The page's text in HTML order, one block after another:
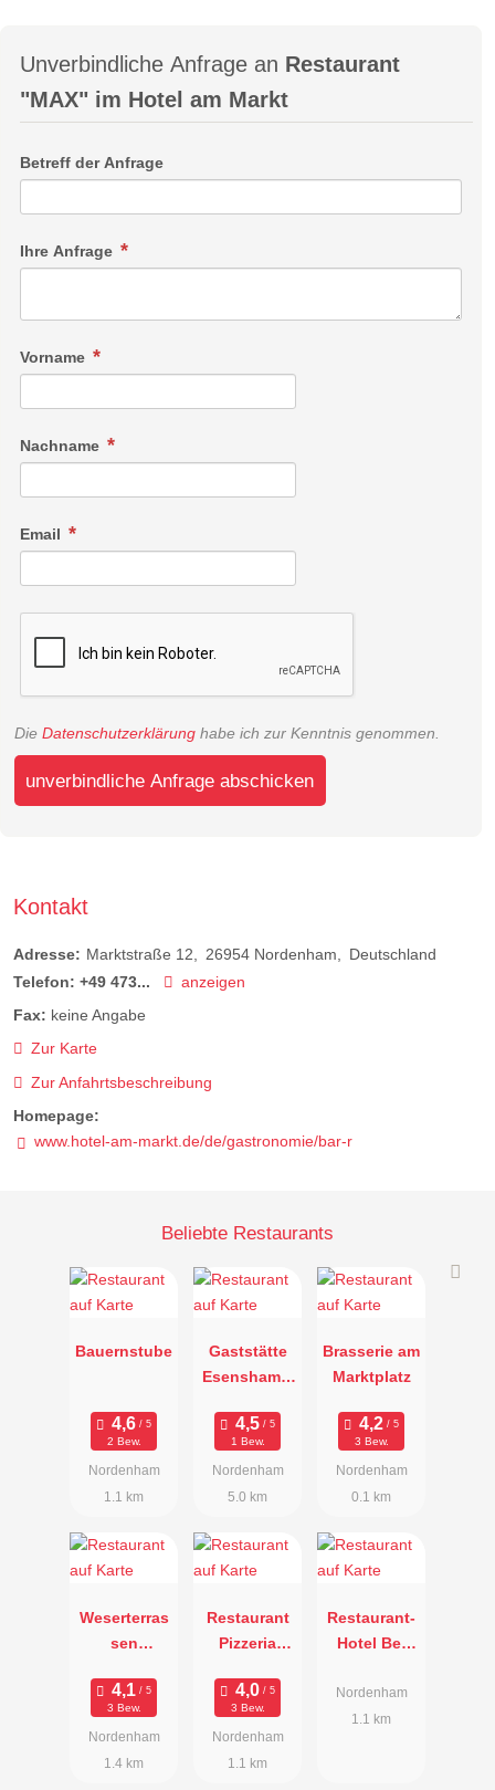
Unverbindliche Anfrage an Restaurant
"MAX" im Hotel am Markt
Betreff der Anfrage
Ihre Anfrage
Vorname
Nachname
Email
Die Datenschutzerklärung habe ich zur Kenntnis genommen.
unverbindliche Anfrage abschicken
Kontakt
Adresse: Marktstraße 12 26954 Nordenham
Deutschland
Telefon: +49 473...
anzeigen
Fax: keine Angabe
Zur Karte
Zur Anfahrtsbeschreibung
Homepage:
www.hotel-am-markt.de/de/gastronomie/bar-r
Beliebte Restaurants
Bauernstube
2 Bew.
Nordenham
1.1 km
Gaststätte
Esenshamm
1 Bew.
Nordenham
5.0 km
Brasserie am
Marktplatz
3 Bew.
Nordenham
0.1 km
Weserterras
sen
3 Bew.
Nordenham
1.4 km
Restaurant
Pizzeria
3 Bew.
Nordenham
1.1 km
Restaurant-
Hotel Bei
Nordenham
1.1 km